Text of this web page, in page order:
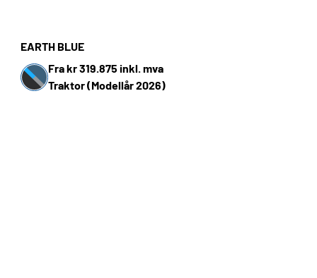
EARTH BLUE
Fra kr 319.875 inkl. mva
Traktor (Modellår 2026)